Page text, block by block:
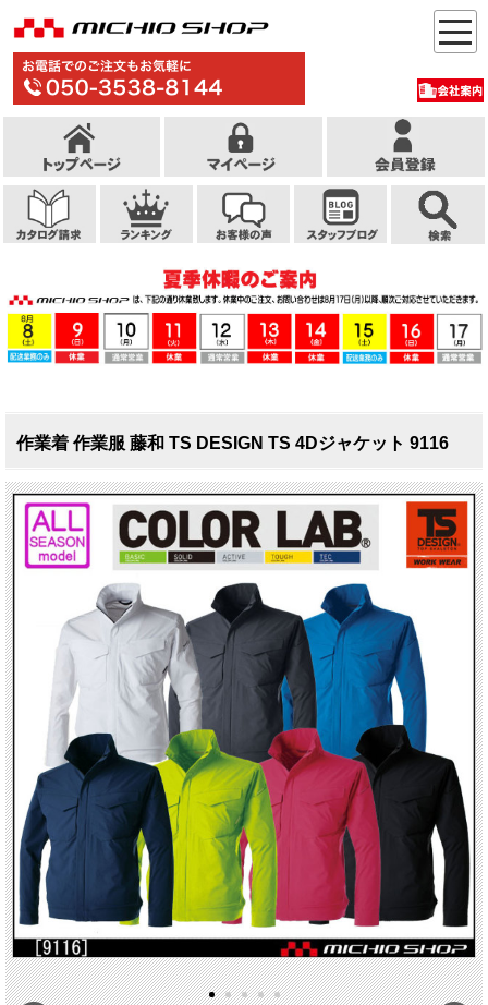
作業着 作業服 藤和 TS DESIGN TS 4Dジャケット 9116